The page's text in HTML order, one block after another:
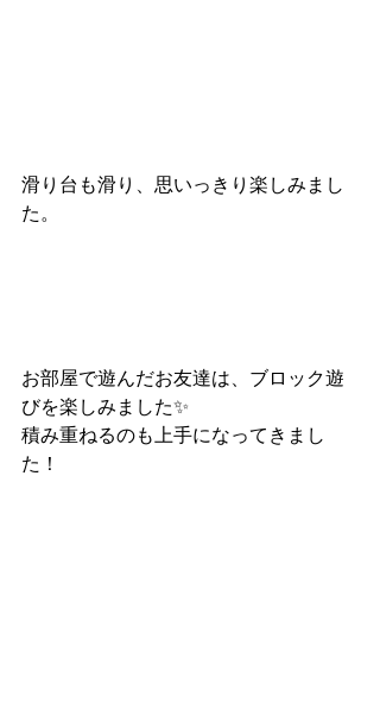
滑り台も滑り、思いっきり楽しみまし
た。
お部屋で遊んだお友達は、ブロック遊
びを楽しみました✨
積み重ねるのも上手になってきまし
た！